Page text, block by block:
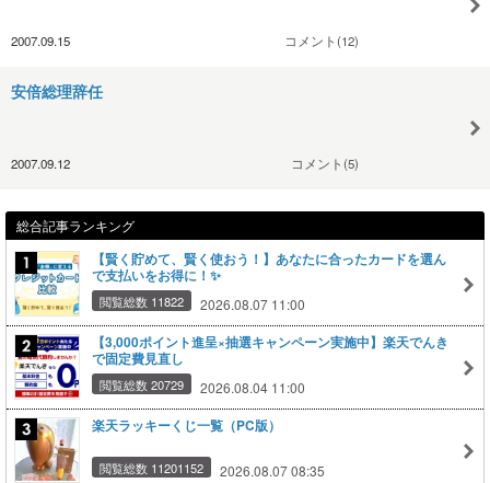
2007.09.15 コメント(12)
安倍総理辞任
2007.09.12 コメント(5)
総合記事ランキング
【賢く貯めて、賢く使おう！】あなたに合ったカードを選ん
で支払いをお得に！✨
閲覧総数 11822 2026.08.07 11:00
【3,000ポイント進呈×抽選キャンペーン実施中】楽天でんき
で固定費見直し
閲覧総数 20729 2026.08.04 11:00
楽天ラッキーくじ一覧（PC版）
閲覧総数 11201152 2026.08.07 08:35